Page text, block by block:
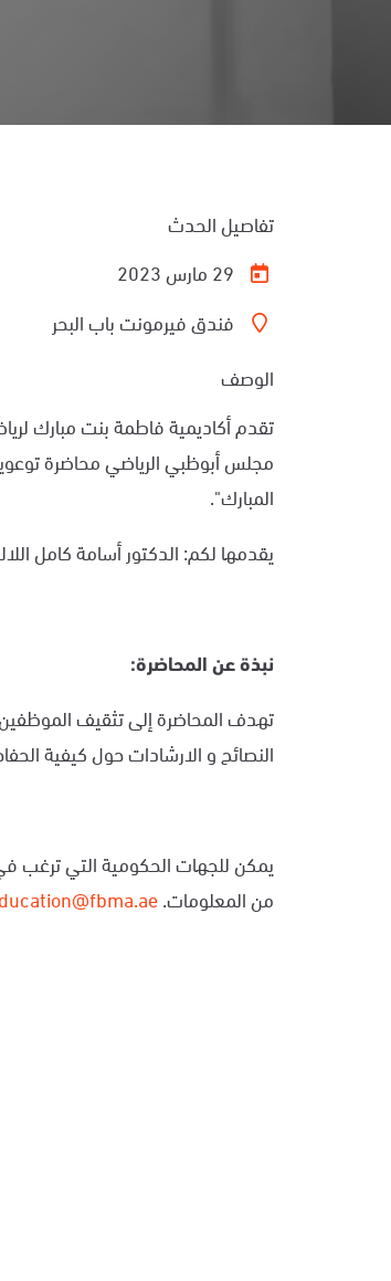
تفاصيل الحدث
29 مارس 2023
فندق فيرمونت باب البحر
الوصف
تقدم أكاديمية فاطمة بنت مبارك
مجلس أبوظبي الرياضي محاضرة
المبارك".
يقدمها لكم: الدكتور أسامة كامل
نبذة عن المحاضرة:
تهدف المحاضرة إلى تثقيف
النصائح و الارشادات حول كيفية
يمكن للجهات الحكومية التي ترغب
من المعلومات.